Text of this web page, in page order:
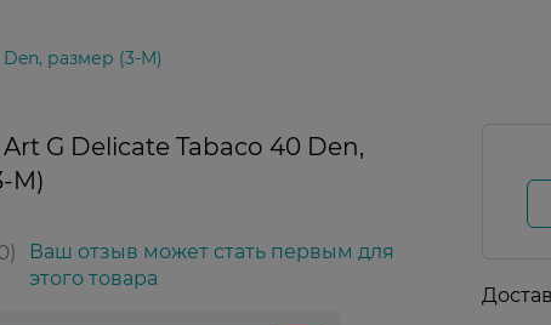
размер (3-M)
G Delicate Tabaco 40 Den,
M)
Ваш отзыв может стать первым для
этого товара